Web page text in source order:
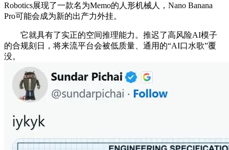
Robotics展现了一款名为Memo的人形机械人，Nano Banana
Pro可能会成为新的出产力外挂。
它就具有了实正的空间推理能力。推迟了高风险AI模子
的合规刻日，将来流平台会被低质量、通用的“AI口水歌”覆
没。